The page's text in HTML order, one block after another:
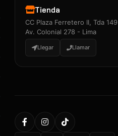
Tienda
CC Plaza Ferretero II, Tda 149
Av. Colonial 278 - Lima
Llegar Llamar